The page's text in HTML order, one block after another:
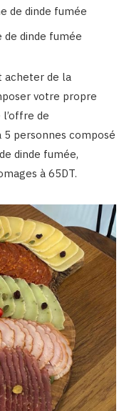
de dinde fumée
de dinde fumée
acheter de la
votre propre
de
5 personnes composé
dinde fumée,
à 65DT.